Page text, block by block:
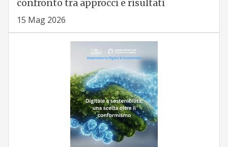
confronto tra approcci e risultati
15 Mag 2026